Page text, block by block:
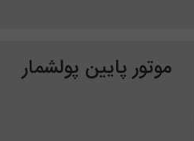
موتور پایین پولشمار